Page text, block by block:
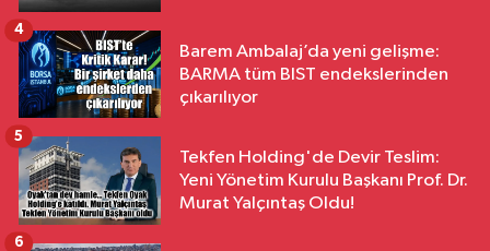
Barem Ambalaj’da yeni gelişme:
BARMA tüm BIST endekslerinden
çıkarılıyor
4
Tekfen Holding'de Devir Teslim:
Yeni Yönetim Kurulu Başkanı Prof. Dr.
Murat Yalçıntaş Oldu!
5
6